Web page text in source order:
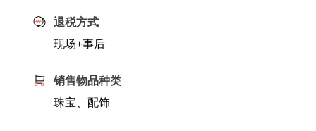
退税方式
现场+事后
销售物品种类
珠宝、配饰